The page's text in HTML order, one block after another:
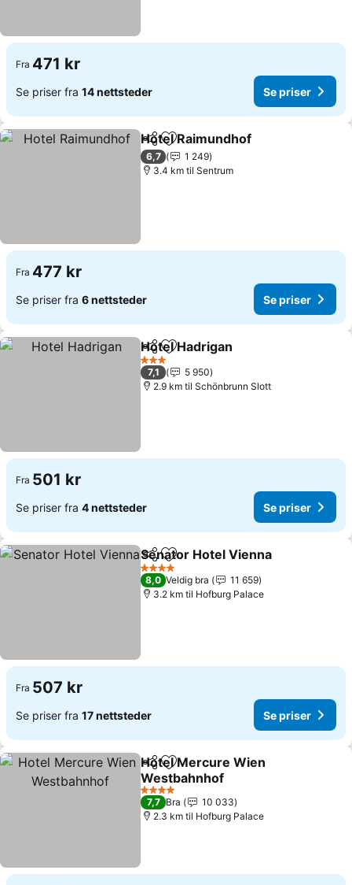
Fra 471 kr
Se priser fra 14 nettsteder Se priser
Del Legg til i favoritter
Hotel Raimundhof
6,7
1 249
3.4 km til Sentrum
Fra 477 kr
Se priser fra 6 nettsteder Se priser
Del Legg til i favoritter
Hotel Hadrigan
3 Stjerner
7,1
5 950
2.9 km til Schönbrunn Slott
Fra 501 kr
Se priser fra 4 nettsteder Se priser
Del Legg til i favoritter
Senator Hotel Vienna
4 Stjerner
8,0 Veldig bra
11 659
3.2 km til Hofburg Palace
Fra 507 kr
Se priser fra 17 nettsteder Se priser
Del Legg til i favoritter
Hotel Mercure Wien
Westbahnhof
Se priser
4 Stjerner
7,7 Bra
10 033
2.3 km til Hofburg Palace